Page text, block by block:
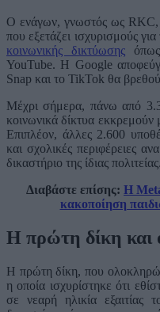
Ο ενάγων, γνωστός ως RKC,
που εξετάζει ισχυρισμούς
κοινωνικής δικτύωσηςόπως
YouTube. Η Google
Snap και το TikTok θα
Μέχρι σήμερα, πάνω από
κοινωνικά δίκτυα εκκρεμούν
Επιπλέον, άλλες 2.600
και σχολικές περιφέρειες
δικαστήριο της ίδιας πολιτείας.
Διαβάστε επίσης: Η
κακοποίηση
Η πρώτη δίκη και
Η πρώτη δίκη, που
η οποία ισχυρίστηκε ότι
σε νεαρή ηλικία εξαιτίας